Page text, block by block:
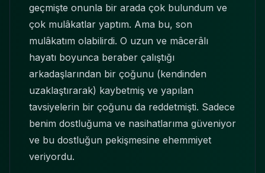
geçmişte onunla bir arada çok bulundum ve
çok mulâkatlar yaptım. Ama bu, son
mulâkatım olabilirdi. O uzun ve mâcerâlı
hayatı boyunca beraber çalıştığı
arkadaşlarından bir çoğunu (kendinden
uzaklaştırarak) kaybetmiş ve yapılan
tavsiyelerin bir çoğunu da reddetmişti. Sadece
benim dostluğuma ve nasihatlarıma güveniyor
ve bu dostluğun pekişmesine ehemmiyet
veriyordu.